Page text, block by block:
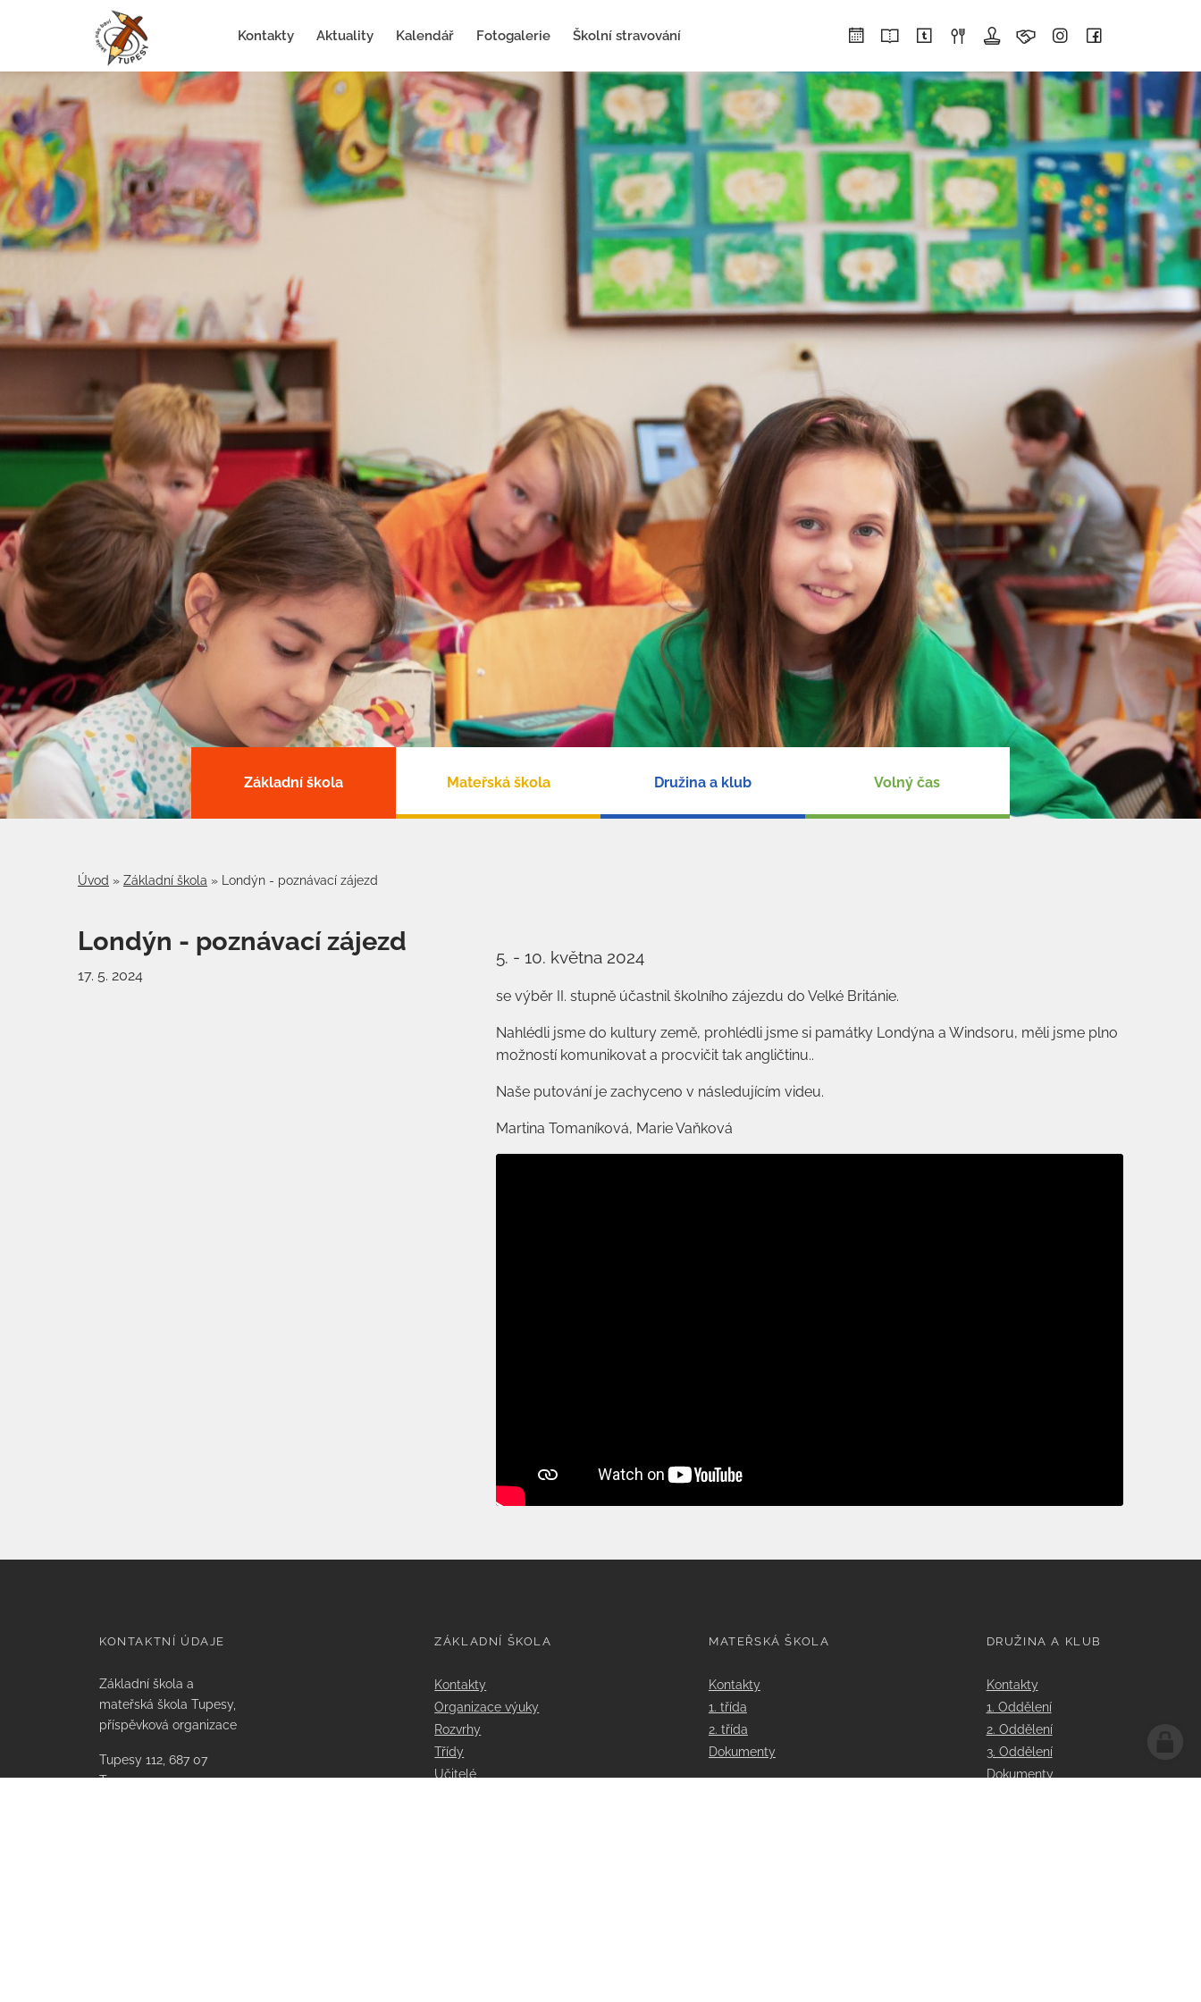
Kontakty Aktuality Kalendář Fotogalerie Školní stravování
Základní škola Mateřská škola Družina a klub Volný čas
Úvod » Základní škola » Londýn - poznávací zájezd
Londýn - poznávací zájezd
17. 5. 2024
5. - 10. května 2024
se výběr II. stupně účastnil školního zájezdu do Velké Británie.
Nahlédli jsme do kultury země, prohlédli jsme si památky Londýna a Windsoru, měli jsme plno
možností komunikovat a procvičit tak angličtinu..
Naše putování je zachyceno v následujícím videu.
Martina Tomaníková, Marie Vaňková
KONTAKTNÍ ÚDAJE
Základní škola a
mateřská škola Tupesy,
příspěvková organizace
Tupesy 112, 687 07
Tupesy
ZÁKLADNÍ ŠKOLA
Kontakty
Organizace výuky
Rozvrhy
Třídy
Učitelé
MATEŘSKÁ ŠKOLA
Kontakty
1. třída
2. třída
Dokumenty
DRUŽINA A KLUB
Kontakty
1. Oddělení
2. Oddělení
3. Oddělení
Dokumenty